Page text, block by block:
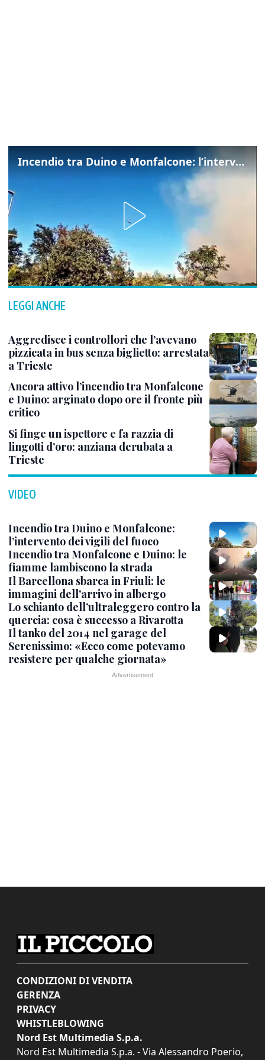
Incendio tra Duino e Monfalcone: l’intervento dei vigili del fuoco
LEGGI ANCHE
Aggredisce i controllori che l’avevano
pizzicata in bus senza biglietto: arrestata
a Trieste
Ancora attivo l’incendio tra Monfalcone
e Duino: arginato dopo ore il fronte più
critico
Si finge un ispettore e fa razzia di
lingotti d’oro: anziana derubata a
Trieste
VIDEO
Incendio tra Duino e Monfalcone:
l’intervento dei vigili del fuoco
Incendio tra Monfalcone e Duino: le
fiamme lambiscono la strada
Il Barcellona sbarca in Friuli: le
immagini dell'arrivo in albergo
Lo schianto dell’ultraleggero contro la
quercia: cosa è successo a Rivarotta
Il tanko del 2014 nel garage del
Serenissimo: «Ecco come potevamo
resistere per qualche giornata»
CONDIZIONI DI VENDITA
GERENZA
PRIVACY
WHISTLEBLOWING
Nord Est Multimedia S.p.a.
Nord Est Multimedia S.p.a. - Via Alessandro Poerio,